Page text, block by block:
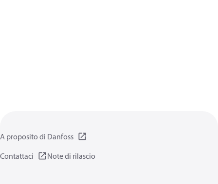
A proposito di Danfoss
Contattaci
Note di rilascio